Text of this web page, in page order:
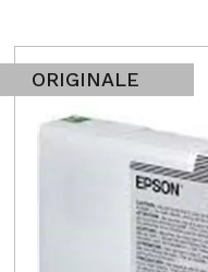
ORIGINALE